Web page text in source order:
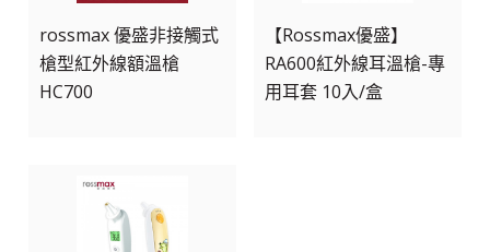
rossmax 優盛非接觸式
槍型紅外線額溫槍
HC700
【Rossmax優盛】
RA600紅外線耳溫槍-專
用耳套 10入/盒